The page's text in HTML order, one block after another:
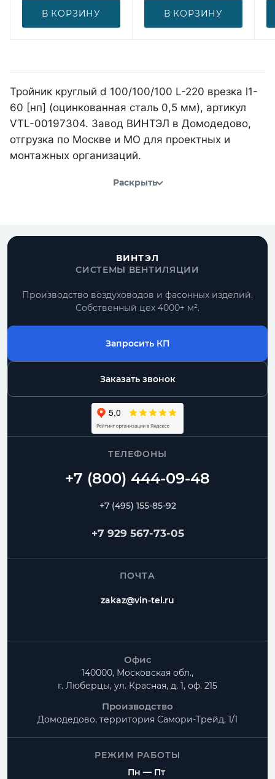
В КОРЗИНУ В КОРЗИНУ
Тройник круглый d 100/100/100 L-220 врезка l1-
60 [нп] (оцинкованная сталь 0,5 мм), артикул
VTL-00197304. Завод ВИНТЭЛ в Домодедово,
отгрузка по Москве и МО для проектных и
монтажных организаций.
Раскрыть
ВИНТЭЛ
СИСТЕМЫ ВЕНТИЛЯЦИИ
Производство воздуховодов и фасонных изделий.
Собственный цех 4000+ м².
Запросить КП
Заказать звонок
ТЕЛЕФОНЫ
+7 (495) 155-85-92
+7 929 567-73-05
ПОЧТА
zakaz@vin-tel.ru
Офис
140000, Московская обл.,
г. Люберцы, ул. Красная, д. 1, оф. 215
Производство
Домодедово, территория Самори-Трейд, 1/1
РЕЖИМ РАБОТЫ
Пн — Пт